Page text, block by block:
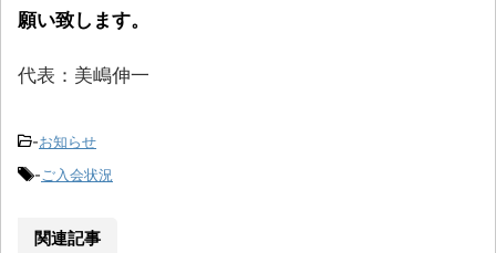
願い致します。
代表：美嶋伸一
-お知らせ
- ご入会状況
関連記事